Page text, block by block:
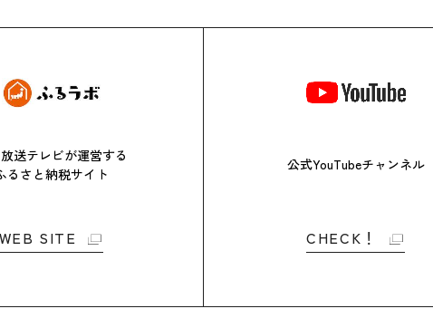
送テレビが運営する
るさと納税サイト
SITE
公式YouTubeチャンネル
CHECK！